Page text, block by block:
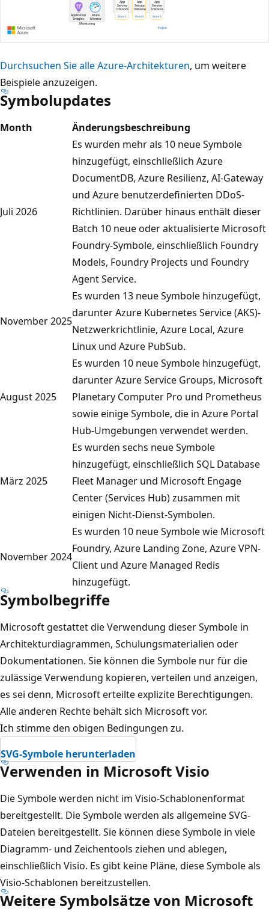
D
a
s
i
m
t
i
l
N
t
z
w
e
r
t
d
r
e
S
u
b
n
e
t
z
Durchsuchen Sie alle Azure-Architekturen, um weitere
Beispiele anzuzeigen.
Symbolupdates
Month Änderungsbeschreibung
Juli 2026
Es wurden mehr als 10 neue Symbole
hinzugefügt, einschließlich Azure
DocumentDB, Azure Resilienz, AI-Gateway
und Azure benutzerdefinierten DDoS-
Richtlinien. Darüber hinaus enthält dieser
Batch 10 neue oder aktualisierte Microsoft
Foundry-Symbole, einschließlich Foundry
Models, Foundry Projects und Foundry
Agent Service.
November 2025
Es wurden 13 neue Symbole hinzugefügt,
darunter Azure Kubernetes Service (AKS)-
Netzwerkrichtlinie, Azure Local, Azure
Linux und Azure PubSub.
August 2025
Es wurden 10 neue Symbole hinzugefügt,
darunter Azure Service Groups, Microsoft
Planetary Computer Pro und Prometheus
sowie einige Symbole, die in Azure Portal
Hub-Umgebungen verwendet werden.
März 2025
Es wurden sechs neue Symbole
hinzugefügt, einschließlich SQL Database
Fleet Manager und Microsoft Engage
Center (Services Hub) zusammen mit
einigen Nicht-Dienst-Symbolen.
November 2024
Es wurden 10 neue Symbole wie Microsoft
Foundry, Azure Landing Zone, Azure VPN-
Client und Azure Managed Redis
hinzugefügt.
Symbolbegriffe
Microsoft gestattet die Verwendung dieser Symbole in
Architekturdiagrammen, Schulungsmaterialien oder
Dokumentationen. Sie können die Symbole nur für die
zulässige Verwendung kopieren, verteilen und anzeigen,
es sei denn, Microsoft erteilte explizite Berechtigungen.
Alle anderen Rechte behält sich Microsoft vor.
Ich stimme den obigen Bedingungen zu.
SVG-Symbole herunterladen
Verwenden in Microsoft Visio
Die Symbole werden nicht im Visio-Schablonenformat
bereitgestellt. Die Symbole werden als allgemeine SVG-
Dateien bereitgestellt. Sie können diese Symbole in viele
Diagramm- und Zeichentools ziehen und ablegen,
einschließlich Visio. Es gibt keine Pläne, diese Symbole als
Visio-Schablonen bereitzustellen.
Weitere Symbolsätze von Microsoft